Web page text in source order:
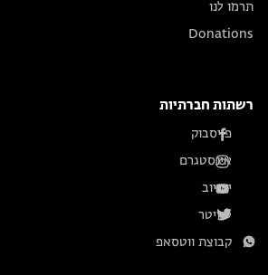
תרמו לנו
Donations
רשתות חברתיות
פייסבוק
אינסטגרם
יוטיוב
טוויטר
קבוצת ווטסאפ